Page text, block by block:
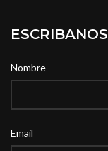
ESCRIBANOS
Nombre
Email